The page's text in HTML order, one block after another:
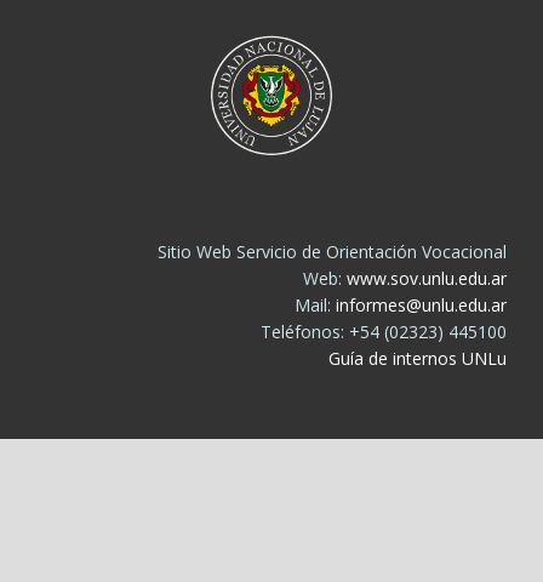
Sitio Web Servicio de Orientación Vocacional
Web: www.sov.unlu.edu.ar
Mail: informes@unlu.edu.ar
Teléfonos: +54 (02323) 445100
Guía de internos UNLu